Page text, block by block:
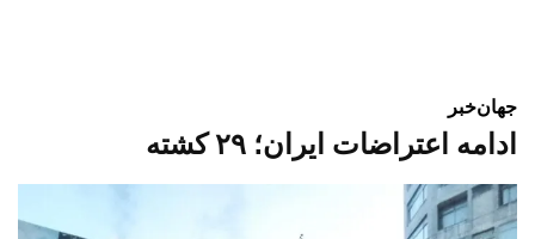
جهانخبر
ادامه اعتراضات ایران؛ ۲۹ کشته